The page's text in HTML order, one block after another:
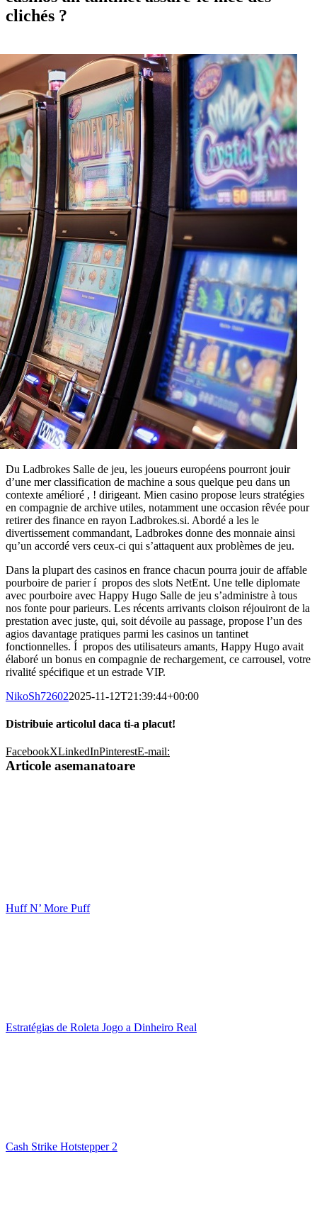
clichés ?
Du Ladbrokes Salle de jeu, les joueurs européens pourront jouir
d’une mer classification de machine a sous quelque peu dans un
contexte amélioré , ! dirigeant. Mien casino propose leurs stratégies
en compagnie de archive utiles, notamment une occasion rêvée pour
retirer des finance en rayon Ladbrokes.si. Abordé a les le
divertissement commandant, Ladbrokes donne des monnaie ainsi
qu’un accordé vers ceux-ci qui s’attaquent aux problèmes de jeu.
Dans la plupart des casinos en france chacun pourra jouir de affable
pourboire de parier í propos des slots NetEnt. Une telle diplomate
avec pourboire avec Happy Hugo Salle de jeu s’administre à tous
nos fonte pour parieurs. Les récents arrivants cloison réjouiront de la
prestation avec juste, qui, soit dévoile au passage, propose l’un des
agios davantage pratiques parmi les casinos un tantinet
fonctionnelles. Í propos des utilisateurs amants, Happy Hugo avait
élaboré un bonus en compagnie de rechargement, ce carrousel, votre
rivalité spécifique et un estrade VIP.
NikoSh726022025-11-12T21:39:44+00:00
Distribuie articolul daca ti-a placut!
FacebookXLinkedInPinterestE-mail:
Articole asemanatoare
Huff N’ More Puff
Estratégias de Roleta Jogo a Dinheiro Real
Cash Strike Hotstepper 2